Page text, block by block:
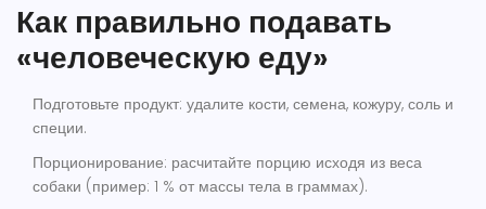
Как правильно подавать
«человеческую еду»
Подготовьте продукт: удалите кости, семена, кожуру, соль и
специи.
Порционирование: расчитайте порцию исходя из веса
собаки (пример: 1 % от массы тела в граммах).